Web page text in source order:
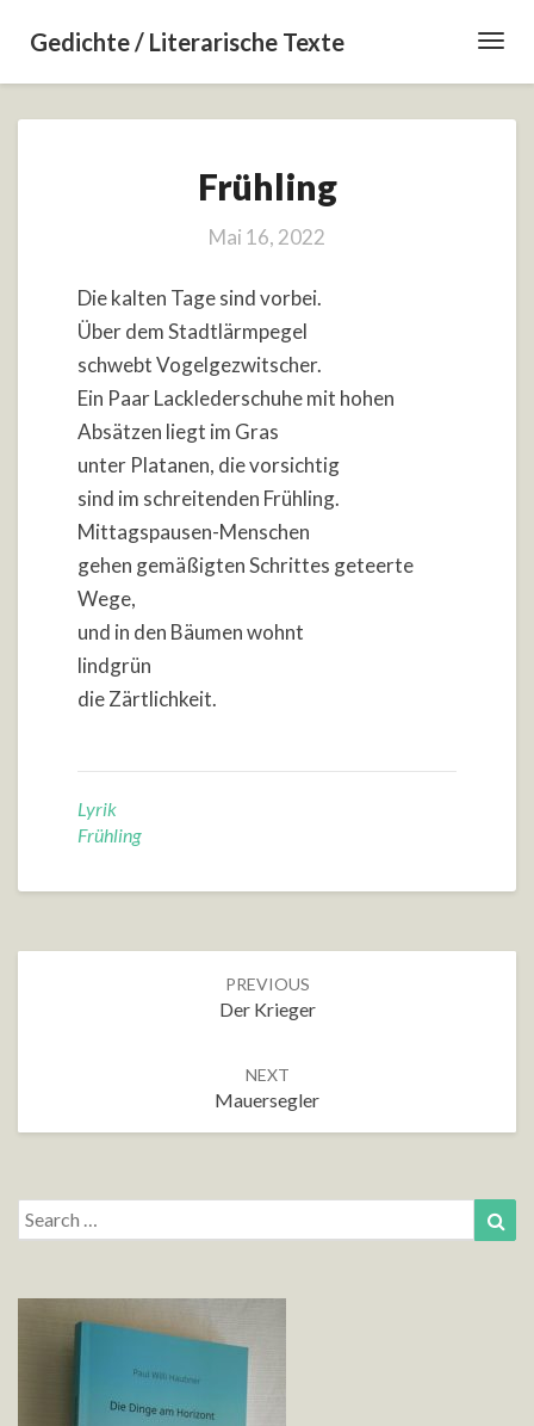
Gedichte / Literarische Texte
Frühling
Mai 16, 2022
Die kalten Tage sind vorbei.
Über dem Stadtlärmpegel
schwebt Vogelgezwitscher.
Ein Paar Lacklederschuhe mit hohen
Absätzen liegt im Gras
unter Platanen, die vorsichtig
sind im schreitenden Frühling.
Mittagspausen-Menschen
gehen gemäßigten Schrittes geteerte
Wege,
und in den Bäumen wohnt
lindgrün
die Zärtlichkeit.
Lyrik
Frühling
PREVIOUS
Der Krieger
NEXT
Mauersegler
Search
for: